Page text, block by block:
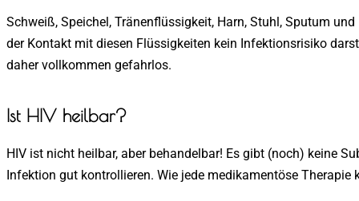
Schweiß, Speichel, Tränenflüssigkeit, Harn, Stuhl, Sputum
der Kontakt mit diesen Flüssigkeiten kein Infektionsrisiko
daher vollkommen gefahrlos.
Ist HIV heilbar?
HIV ist nicht heilbar, aber behandelbar! Es gibt (noch) keine
Infektion gut kontrollieren. Wie jede medikamentöse